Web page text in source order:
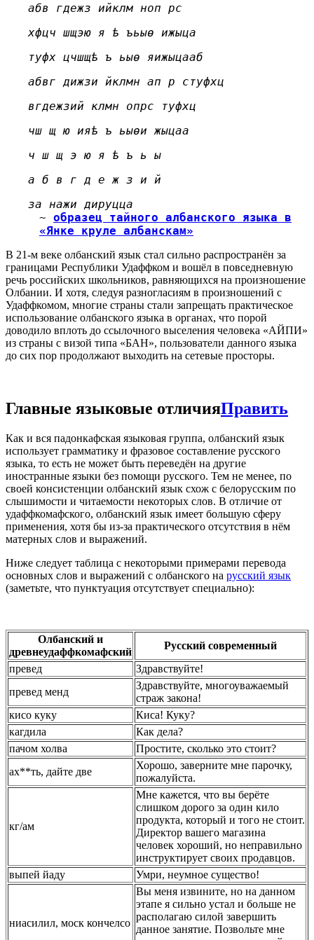
абв гдежз ийклм ноп рс
хфцч шщэю я ѣ ъьыѳ ижыца
туфх цчшщѣ ъ ьыѳ яижыцааб
абвг дижзи йклмн ап р стуфхц
вгдежзий клмн опрс туфхц
чш щ ю ияѣ ъ ьыѳи жыцаа
ч ш щ э ю я ѣ ъ ь ы
а б в г д е ж з и й
за нажи дируцца
~ образец тайного албанского языка в
«Янке круле албанскам»
В 21-м веке олбанский язык стал сильно распространён за
границами Республики Удаффком и вошёл в повседневную
речь российских школьников, равняющихся на произношение
Олбании. И хотя, следуя разногласиям в произношений с
Удаффкомом, многие страны стали запрещать практическое
использование олбанского языка в органах, что порой
доводило вплоть до ссылочного выселения человека «АЙПИ»
из страны с визой типа «БАН», пользователи данного языка
до сих пор продолжают выходить на сетевые просторы.
Главные языковые отличияПравить
Как и вся падонкафская языковая группа, олбанский язык
использует грамматику и фразовое составление русского
языка, то есть не может быть переведён на другие
иностранные языки без помощи русского. Тем не менее, по
своей консистенции олбанский язык схож с белорусским по
слышимости и читаемости некоторых слов. В отличие от
удаффкомафского, олбанский язык имеет большую сферу
применения, хотя бы из-за практического отсутствия в нём
матерных слов и выражений.
Ниже следует таблица с некоторыми примерами перевода
основных слов и выражений с олбанского на русский язык
(заметьте, что пунктуация отсутствует специально):
Олбанский и
древнеудаффкомафский
Русский современный
превед
Здравствуйте!
превед менд
Здравствуйте, многоуважаемый
страж закона!
кисо куку
Киса! Куку?
кагдила
Как дела?
пачом холва
Простите, сколько это стоит?
ах**ть, дайте две
Хорошо, заверните мне парочку,
пожалуйста.
кг/ам
Мне кажется, что вы берёте
слишком дорого за один кило
продукта, который и того не стоит.
Директор вашего магазина
человек хороший, но неправильно
инструктирует своих продавцов.
выпей йаду
Умри, неумное существо!
ниасилил, моск кончелсо
Вы меня извините, но на данном
этапе я сильно устал и больше не
располагаю силой завершить
данное занятие. Позвольте мне